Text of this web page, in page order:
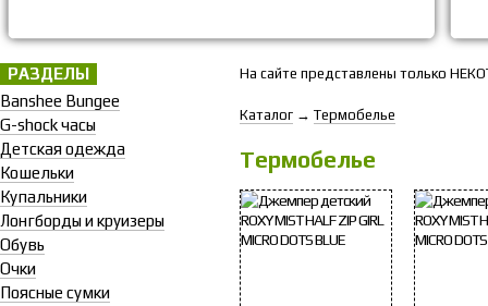
На сайте представлены только
Каталог → Термобелье
Термобелье
РАЗДЕЛЫ
Banshee Bungee
G-shock часы
Детская одежда
Кошельки
Купальники
Лонгборды и круизеры
Обувь
Очки
Поясные сумки